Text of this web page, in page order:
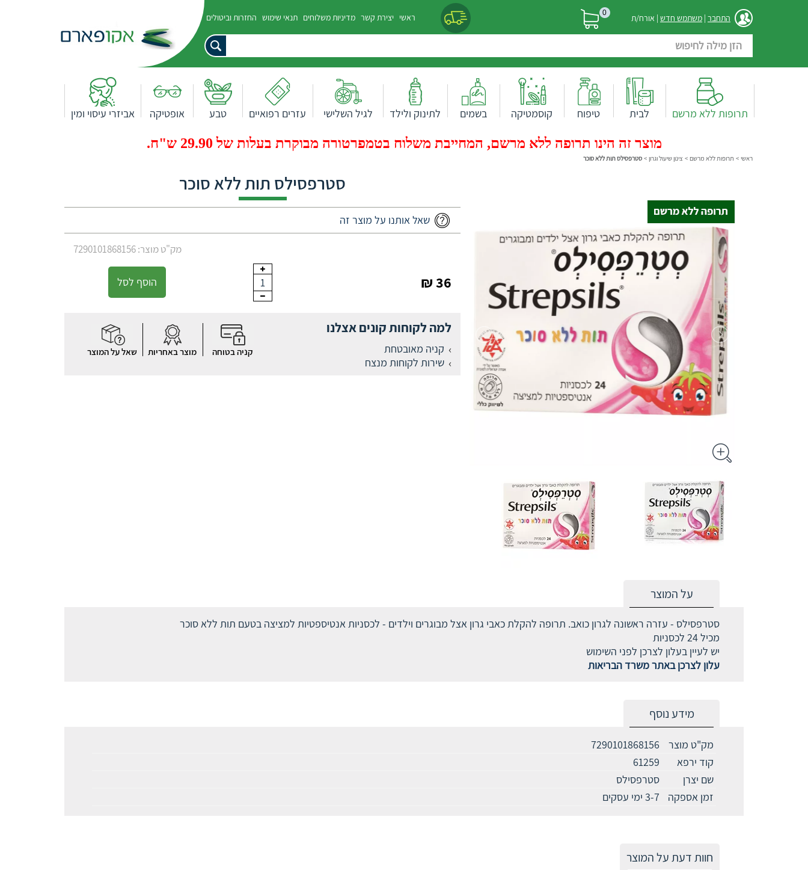
התחבר | משתמש חדש | אורח/ת 0 ראשי יצירת קשר מדיניות משלוחים תנאי שימוש החזרות וביטולים
תרופות ללא מרשם לבית טיפוח קוסמטיקה בשמים לתינוק ולילד לגיל השלישי עזרים רפואיים טבע אופטיקה אביזרי עיסוי ומין
מוצר זה הינו תרופה ללא מרשם, המחייבת משלוח בטמפרטורה מבוקרת בעלות של 29.90 ש"ח.
ראשי > תרופות ללא מרשם > צינון שיעול וגרון > סטרפסילס תות ללא סוכר
סטרפסילס תות ללא סוכר
שאל אותנו על מוצר זה
מק"ט מוצר: 7290101868156
36 ₪
1 הוסף לסל
למה לקוחות קונים אצלנו
קניה מאובטחת
שירות לקוחות מנצח
קניה בטוחה מוצר באחריות שאל על המוצר
על המוצר
סטרפסילס - עזרה ראשונה לגרון כואב. תרופה להקלת כאבי גרון אצל מבוגרים וילדים - לכסניות אנטיספטיות למציצה בטעם תות ללא סוכר
מכיל 24 לכסניות
יש לעיין בעלון לצרכן לפני השימוש
עלון לצרכן באתר משרד הבריאות
מידע נוסף
מק"ט מוצר
7290101868156
קוד ירפא
61259
שם יצרן
סטרפסילס
זמן אספקה
3-7 ימי עסקים
חוות דעת על המוצר